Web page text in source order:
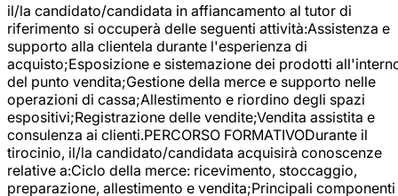
il/la candidato/candidata in affiancamento al tutor di
riferimento si occuperà delle seguenti attività:Assistenza e
supporto alla clientela durante l'esperienza di
acquisto;Esposizione e sistemazione dei prodotti
del punto vendita;Gestione della merce e supporto nelle
operazioni di cassa;Allestimento e riordino degli spazi
espositivi;Registrazione delle vendite;Vendita assistita e
consulenza ai clienti.PERCORSO FORMATIVODurante il
tirocinio, il/la candidato/candidata acquisirà conoscenze
relative a:Ciclo della merce: ricevimento, stoccaggio,
preparazione, allestimento e vendita;Principali componenti